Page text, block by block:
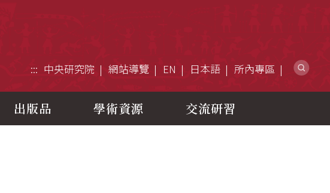
::: 中央研究院 網站導覽 EN 日本語 所內專區
出版品 學術資源 交流研習